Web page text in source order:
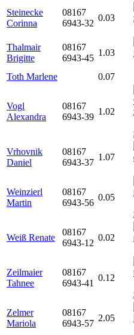
Steinecke
Corinna
08167
6943-32
0.03
Thalmair
Brigitte
08167
6943-45
1.03
Toth Marlene
0.07
Vogl
Alexandra
08167
6943-39
1.02
Vrhovnik
Daniel
08167
6943-37
1.07
Weinzierl
Martin
08167
6943-56
0.05
Weiß Renate
08167
6943-12
0.02
Zeilmaier
Tahnee
08167
6943-41
0.12
Zelmer
Mariola
08167
6943-57
2.05